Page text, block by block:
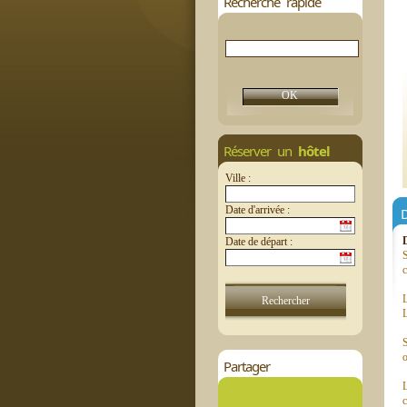
Réserver un hôtel
Ville :
Date d'arrivée :
Date de départ :
Partager